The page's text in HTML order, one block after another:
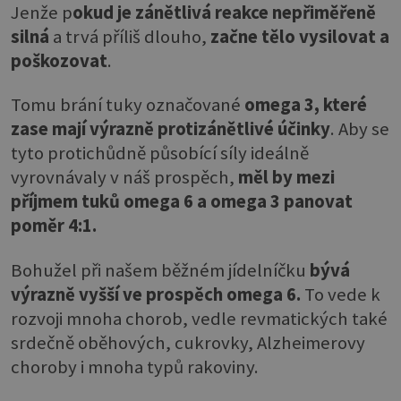
Jenže pokud je zánětlivá reakce nepřiměřeně
silná a trvá příliš dlouho, začne tělo vysilovat a
poškozovat.
Tomu brání tuky označované omega 3, které
zase mají výrazně protizánětlivé účinky. Aby se
tyto protichůdně působící síly ideálně
vyrovnávaly v náš prospěch, měl by mezi
příjmem tuků omega 6 a omega 3 panovat
poměr 4:1.
Bohužel při našem běžném jídelníčku bývá
výrazně vyšší ve prospěch omega 6. To vede k
rozvoji mnoha chorob, vedle revmatických také
srdečně oběhových, cukrovky, Alzheimerovy
choroby i mnoha typů rakoviny.